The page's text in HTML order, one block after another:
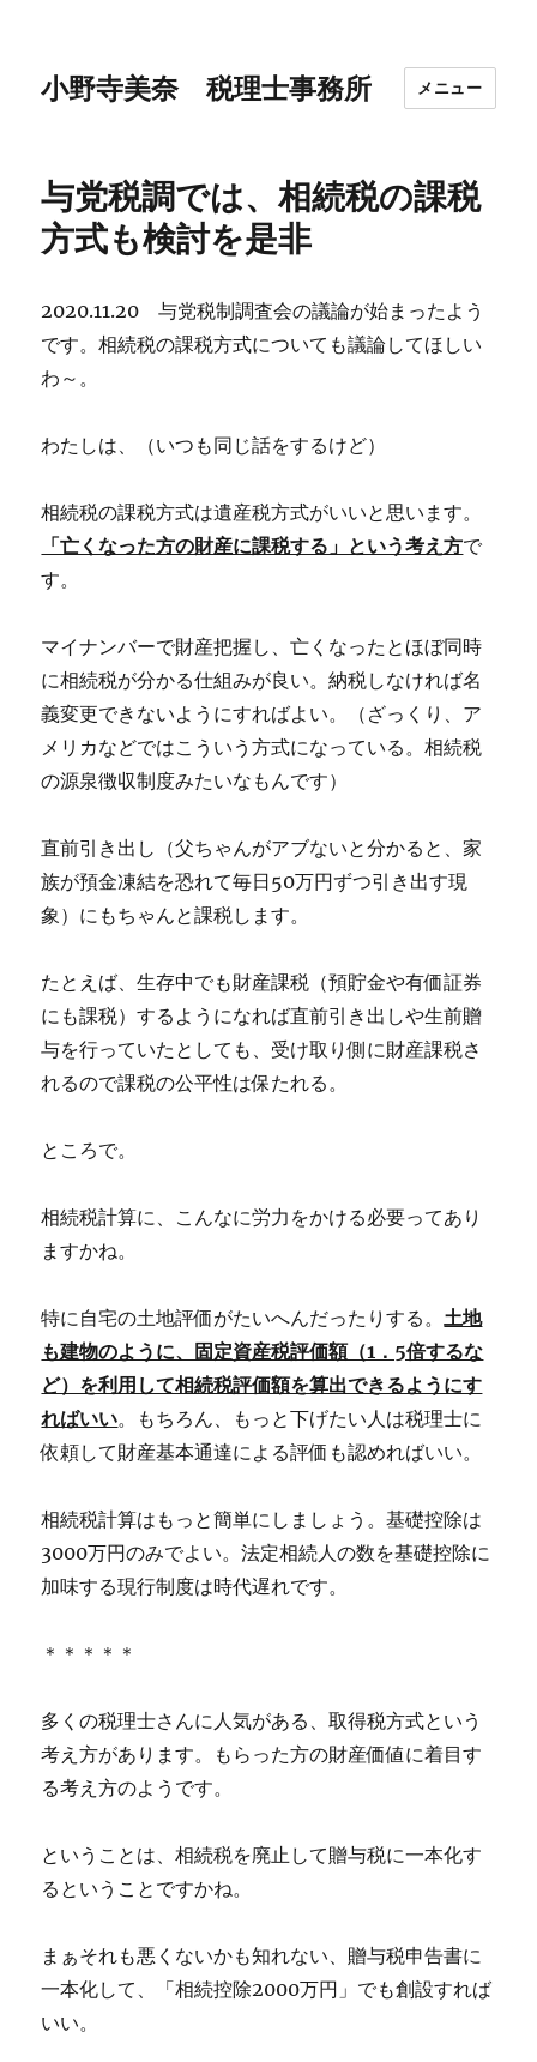
小野寺美奈 税理士事務所 メニュー
与党税調では、相続税の課税
方式も検討を是非
2020.11.20 与党税制調査会の議論が始まったよう
です。相続税の課税方式についても議論してほしい
わ～。
わたしは、（いつも同じ話をするけど）
相続税の課税方式は遺産税方式がいいと思います。
「亡くなった方の財産に課税する」という考え方で
す。
マイナンバーで財産把握し、亡くなったとほぼ同時
に相続税が分かる仕組みが良い。納税しなければ名
義変更できないようにすればよい。（ざっくり、ア
メリカなどではこういう方式になっている。相続税
の源泉徴収制度みたいなもんです）
直前引き出し（父ちゃんがアブないと分かると、家
族が預金凍結を恐れて毎日50万円ずつ引き出す現
象）にもちゃんと課税します。
たとえば、生存中でも財産課税（預貯金や有価証券
にも課税）するようになれば直前引き出しや生前贈
与を行っていたとしても、受け取り側に財産課税さ
れるので課税の公平性は保たれる。
ところで。
相続税計算に、こんなに労力をかける必要ってあり
ますかね。
特に自宅の土地評価がたいへんだったりする。土地
も建物のように、固定資産税評価額（1．5倍するな
ど）を利用して相続税評価額を算出できるようにす
ればいい。もちろん、もっと下げたい人は税理士に
依頼して財産基本通達による評価も認めればいい。
相続税計算はもっと簡単にしましょう。基礎控除は
3000万円のみでよい。法定相続人の数を基礎控除に
加味する現行制度は時代遅れです。
＊＊＊＊＊
多くの税理士さんに人気がある、取得税方式という
考え方があります。もらった方の財産価値に着目す
る考え方のようです。
ということは、相続税を廃止して贈与税に一本化す
るということですかね。
まぁそれも悪くないかも知れない、贈与税申告書に
一本化して、「相続控除2000万円」でも創設すれば
いい。